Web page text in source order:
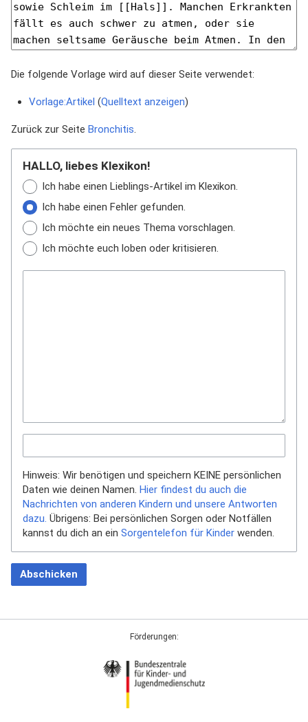
Die folgende Vorlage wird auf dieser Seite verwendet:
Vorlage:Artikel (Quelltext anzeigen)
Zurück zur Seite Bronchitis.
HALLO, liebes Klexikon!
Ich habe einen Lieblings-Artikel im Klexikon.
Ich habe einen Fehler gefunden.
Ich möchte ein neues Thema vorschlagen.
Ich möchte euch loben oder kritisieren.
Hinweis: Wir benötigen und speichern KEINE persönlichen
Daten wie deinen Namen. Hier findest du auch die
Nachrichten von anderen Kindern und unsere Antworten
dazu. Übrigens: Bei persönlichen Sorgen oder Notfällen
kannst du dich an ein Sorgentelefon für Kinder wenden.
Abschicken
Förderungen: